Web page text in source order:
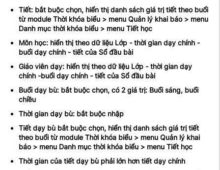
Tiết: bắt buộc chọn, hiển thị danh sách giá trị tiết theo buổi
từ module Thời khóa biểu > menu Quản lý khai báo > menu
Danh mục thời khóa biểu > menu Tiết học
Môn học: hiển thị theo dữ liệu Lớp - thời gian dạy chính -
buổi dạy chính - tiết của Sổ đầu bài
Giáo viên dạy: hiển thị theo dữ liệu Lớp - thời gian dạy
chính -buổi dạy chính - tiết của Sổ đầu bài
Buổi dạy bù: bắt buộc chọn, có 2 giá trị: Buổi sáng, buổi
chiều
Thời gian dạy bù: bắt buộc nhập
Tiết dạy bù bắt buộc chọn, hiển thị danh sách giá trị tiết
theo buổi từ module Thời khóa biểu > menu Quản lý khai
báo > menu Danh mục thời khóa biểu > menu Tiết học
Thời gian của tiết dạy bù phải lớn hơn tiết dạy chính